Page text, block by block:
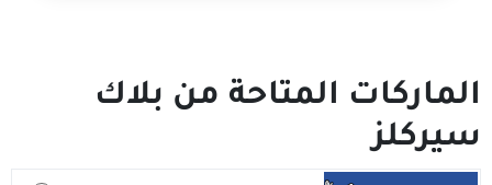
المتاحة من بلاك